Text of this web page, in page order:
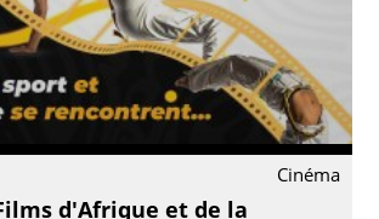
Cinéma
d'Afrique et de la